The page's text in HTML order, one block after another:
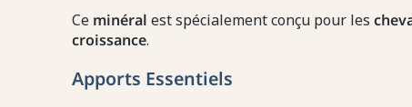
Ce minéral est spécialement conçu pour les
croissance.
Apports Essentiels